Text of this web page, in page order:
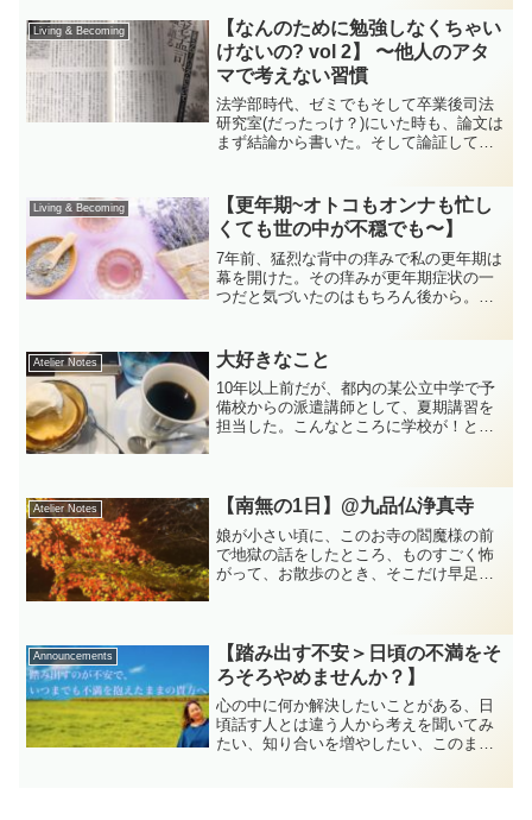
いかにも読みそうな本だね、ふふふと言
われたのを覚えている。大人...
Living & Becoming
【なんのために勉強しなくちゃい
けないの? vol 2】 〜他人のアタ
マで考えない習慣
法学部時代、ゼミでもそして卒業後司法
研究室(だったっけ？)にいた時も、論文は
まず結論から書いた。そして論証して、
もなかった。その後、文学部に学士入学
して、ゼミの教授と話...
Living & Becoming
【更年期~オトコもオンナも忙し
くても世の中が不穏でも〜】
7年前、猛烈な背中の痒みで私の更年期は
幕を開けた。その痒みが更年期症状の一
つだと気づいたのはもちろん後から。定
どだった。その後、怖くて電車に乗れな
くなった。子供の習い事...
Atelier Notes 大好きなこと
10年以上前だが、都内の某公立中学で予
備校からの派遣講師として、夏期講習を
担当した。こんなところに学校が！と驚
る。名前もうろ覚えだが...
Atelier Notes 【南無の1日】@九品仏浄真寺
娘が小さい頃に、このお寺の閻魔様の前
で地獄の話をしたところ、ものすごく怖
がって、お散歩のとき、そこだけ早足に
らの仏様の手(印相...
Announcements
【踏み出す不安＞日頃の不満をそ
ろそろやめませんか？】
心の中に何か解決したいことがある、日
頃話す人とは違う人から考えを聞いてみ
たい、知り合いを増やしたい、このまま